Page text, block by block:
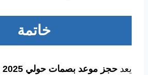
خاتمة
يعد حجز موعد بصمات حولي 2025